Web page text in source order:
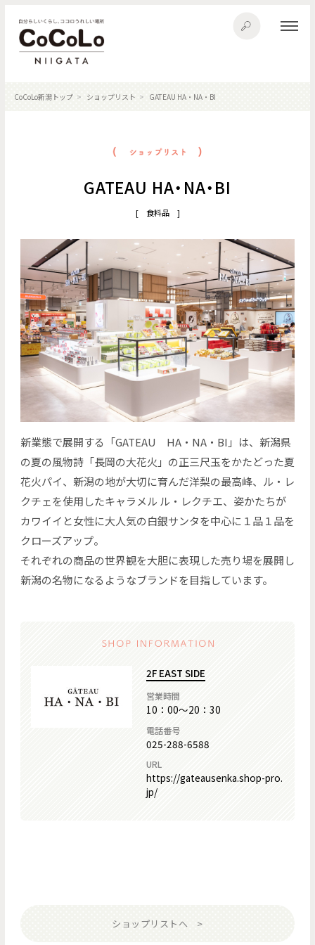
CoCoLo新潟トップ ショップリスト GATEAU HA・NA・BI
GATEAU HA・NA・BI
[ 食料品 ]
新業態で展開する「GATEAU HA・NA・BI」は、新潟県
の夏の風物詩「長岡の大花火」の正三尺玉をかたどった夏
花火パイ、新潟の地が大切に育んだ洋梨の最高峰、ル・レ
クチェを使用したキャラメル ル・レクチエ、姿かたちが
カワイイと女性に大人気の白銀サンタを中心に１品１品を
クローズアップ。
それぞれの商品の世界観を大胆に表現した売り場を展開し
新潟の名物になるようなブランドを目指しています。
2F EAST SIDE
営業時間
10：00～20：30
電話番号
025-288-6588
URL
https://gateausenka.shop-pro.
jp/
ショップリストへ